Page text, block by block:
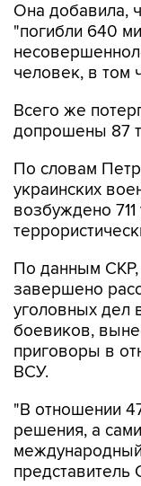
Она добавила,
"погибли 640
человек, в том
Всего же
допрошены 87
По словам
украинских
возбуждено
По данным СКР,
завершено
уголовных дел
боевиков,
приговоры в
ВСУ.
"В отношении
решения, а
представитель